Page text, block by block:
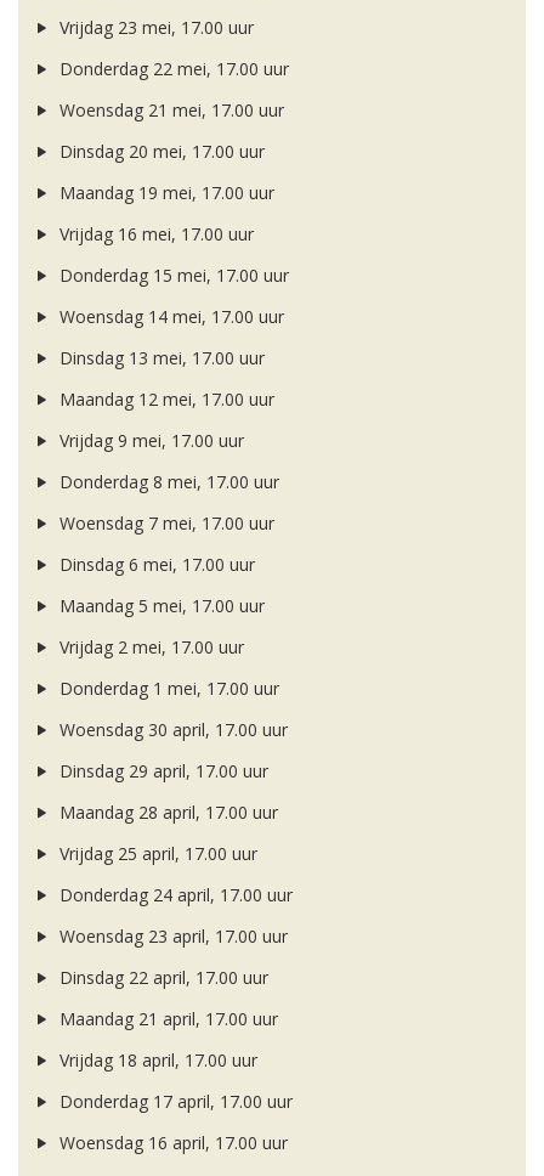
Vrijdag 23 mei, 17.00 uur
Donderdag 22 mei, 17.00 uur
Woensdag 21 mei, 17.00 uur
Dinsdag 20 mei, 17.00 uur
Maandag 19 mei, 17.00 uur
Vrijdag 16 mei, 17.00 uur
Donderdag 15 mei, 17.00 uur
Woensdag 14 mei, 17.00 uur
Dinsdag 13 mei, 17.00 uur
Maandag 12 mei, 17.00 uur
Vrijdag 9 mei, 17.00 uur
Donderdag 8 mei, 17.00 uur
Woensdag 7 mei, 17.00 uur
Dinsdag 6 mei, 17.00 uur
Maandag 5 mei, 17.00 uur
Vrijdag 2 mei, 17.00 uur
Donderdag 1 mei, 17.00 uur
Woensdag 30 april, 17.00 uur
Dinsdag 29 april, 17.00 uur
Maandag 28 april, 17.00 uur
Vrijdag 25 april, 17.00 uur
Donderdag 24 april, 17.00 uur
Woensdag 23 april, 17.00 uur
Dinsdag 22 april, 17.00 uur
Maandag 21 april, 17.00 uur
Vrijdag 18 april, 17.00 uur
Donderdag 17 april, 17.00 uur
Woensdag 16 april, 17.00 uur